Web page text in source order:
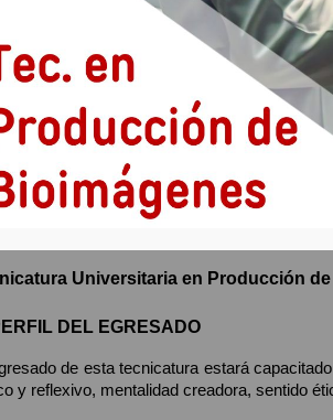
Universitaria en Producción
DEL EGRESADO
de esta tecnicatura estará
y reflexivo, mentalidad creadora, sentido